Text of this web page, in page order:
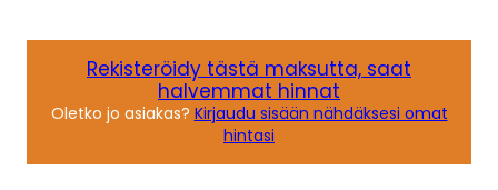
Rekisteröidy tästä maksutta, saat
halvemmat hinnat
Oletko jo asiakas? Kirjaudu sisään nähdäksesi omat
hintasi